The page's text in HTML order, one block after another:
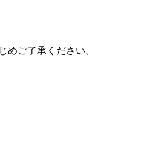
めご了承ください。